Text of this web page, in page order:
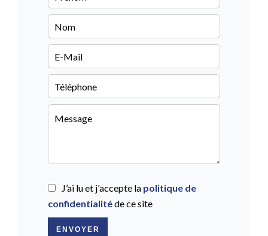
J’ai lu et j'accepte la politique de
confidentialitéde ce site
ENVOYER